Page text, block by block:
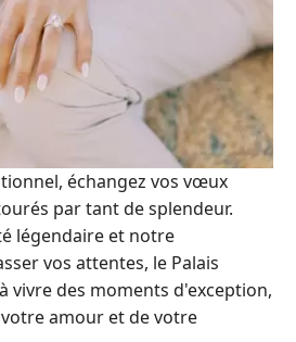
échangez vos vœux
par tant de splendeur.
légendaire et notre
vos attentes, le Palais
vivre des moments d'exception,
amour et de votre